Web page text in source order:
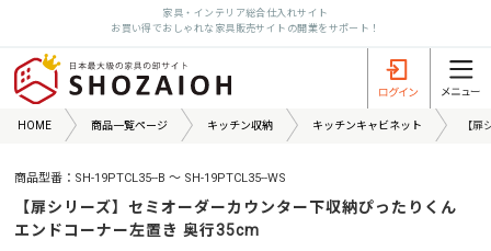
家具・インテリア総合仕入れサイト
お買い得でおしゃれな家具販売サイトの開業をサポート！
HOME 商品一覧ページ キッチン収納 キッチンキャビネット 【扉
商品型番：SH-19PTCL35--B ～ SH-19PTCL35--WS
【扉シリーズ】セミオーダーカウンター下収納ぴったりくん
エンドコーナー左置き 奥行35cm